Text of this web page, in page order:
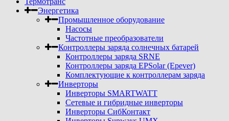
Энергетика
Промышленное оборудование
Насосы
Частотные преобразователи
Контроллеры заряда солнечных батарей
Контроллеры заряда SRNE
Контроллеры заряда EPSolar (Epever)
Комплектующие к контроллерам заряда
Инверторы
Инверторы SMARTWATT
Сетевые и гибридные инверторы
Инверторы СибКонтакт